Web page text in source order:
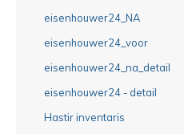
eisenhouwer24_NA
eisenhouwer24_voor
eisenhouwer24_na_detail
eisenhouwer24 - detail
Hastir inventaris